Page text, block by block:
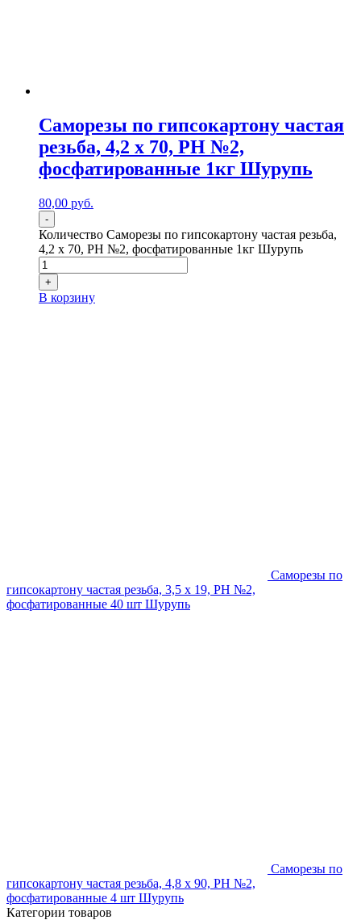
Саморезы по гипсокартону частая
резьба, 4,2 x 70, PH №2,
фосфатированные 1кг Шурупь
80,00 руб.
-
Количество Саморезы по гипсокартону частая резьба,
4,2 x 70, PH №2, фосфатированные 1кг Шурупь
+
В корзину
Саморезы по
гипсокартону частая резьба, 3,5 х 19, PH №2,
фосфатированные 40 шт Шурупь
Саморезы по
гипсокартону частая резьба, 4,8 х 90, PH №2,
фосфатированные 4 шт Шурупь
Категории товаров